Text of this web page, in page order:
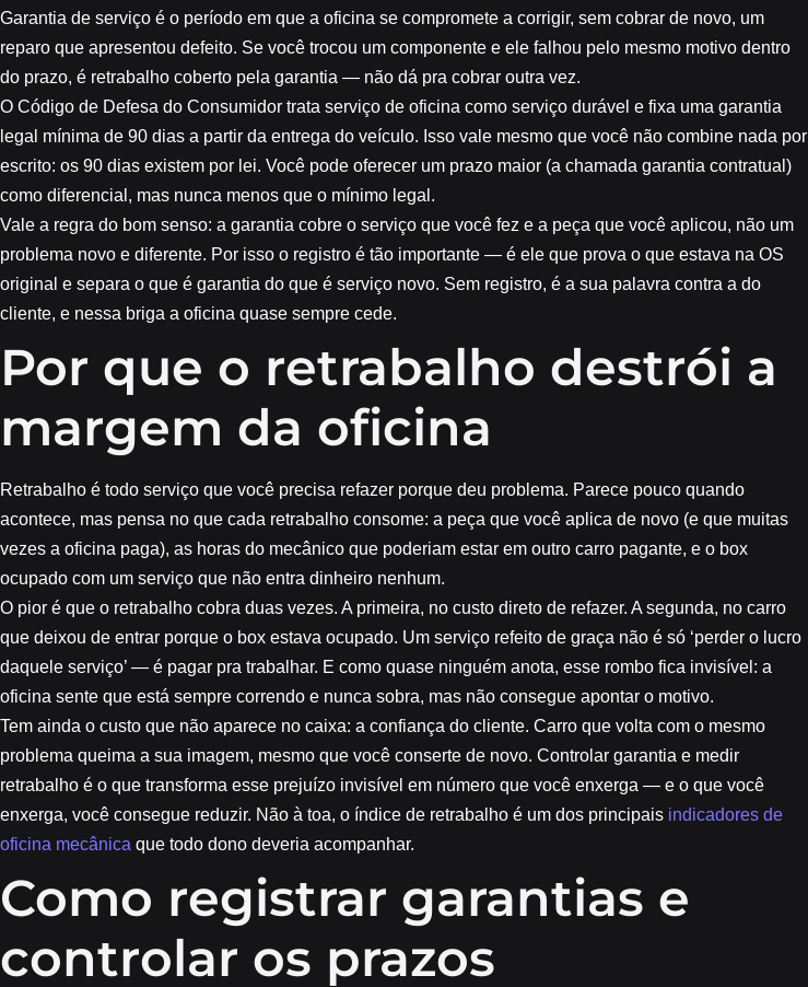
Garantia de serviço é o período em que a oficina se compromete a corrigir, sem cobrar de novo, um
reparo que apresentou defeito. Se você trocou um componente e ele falhou pelo mesmo motivo dentro
do prazo, é retrabalho coberto pela garantia — não dá pra cobrar outra vez.
O Código de Defesa do Consumidor trata serviço de oficina como serviço durável e fixa uma garantia
legal mínima de 90 dias a partir da entrega do veículo. Isso vale mesmo que você não combine nada por
escrito: os 90 dias existem por lei. Você pode oferecer um prazo maior (a chamada garantia contratual)
como diferencial, mas nunca menos que o mínimo legal.
Vale a regra do bom senso: a garantia cobre o serviço que você fez e a peça que você aplicou, não um
problema novo e diferente. Por isso o registro é tão importante — é ele que prova o que estava na OS
original e separa o que é garantia do que é serviço novo. Sem registro, é a sua palavra contra a do
cliente, e nessa briga a oficina quase sempre cede.
Por que o retrabalho destrói a
margem da oficina
Retrabalho é todo serviço que você precisa refazer porque deu problema. Parece pouco quando
acontece, mas pensa no que cada retrabalho consome: a peça que você aplica de novo (e que muitas
vezes a oficina paga), as horas do mecânico que poderiam estar em outro carro pagante, e o box
ocupado com um serviço que não entra dinheiro nenhum.
O pior é que o retrabalho cobra duas vezes. A primeira, no custo direto de refazer. A segunda, no carro
que deixou de entrar porque o box estava ocupado. Um serviço refeito de graça não é só ‘perder o lucro
daquele serviço’ — é pagar pra trabalhar. E como quase ninguém anota, esse rombo fica invisível: a
oficina sente que está sempre correndo e nunca sobra, mas não consegue apontar o motivo.
Tem ainda o custo que não aparece no caixa: a confiança do cliente. Carro que volta com o mesmo
problema queima a sua imagem, mesmo que você conserte de novo. Controlar garantia e medir
retrabalho é o que transforma esse prejuízo invisível em número que você enxerga — e o que você
enxerga, você consegue reduzir. Não à toa, o índice de retrabalho é um dos principais indicadores de
oficina mecânica que todo dono deveria acompanhar.
Como registrar garantias e
controlar os prazos